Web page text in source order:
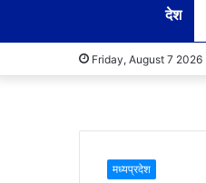
देश
Friday, August 7 2026
मध्यप्रदेश